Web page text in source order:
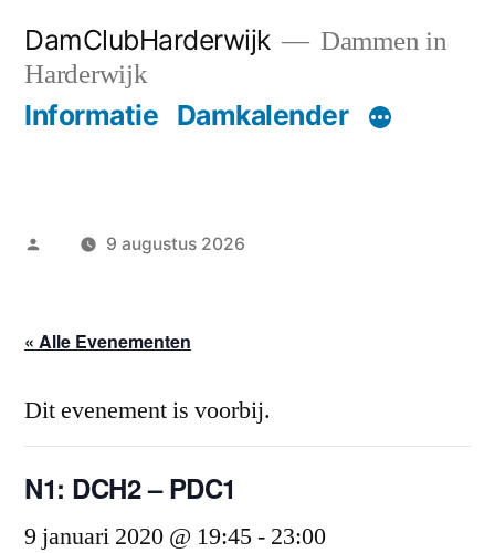
naar
DamClubHarderwijk
Dammen in
Harderwijk
Informatie Damkalender
Geplaatst9 augustus 2026
« Alle Evenementen
Dit evenement is voorbij.
N1: DCH2 – PDC1
9 januari 2020 @ 19:45- 23:00